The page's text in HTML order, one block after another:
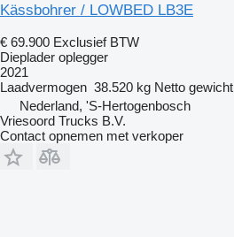
Kässbohrer / LOWBED LB3E
€ 69.900 Exclusief BTW
Dieplader oplegger
2021
Laadvermogen 38.520 kg Netto gewicht
Nederland, 'S-Hertogenbosch
Vriesoord Trucks B.V.
Contact opnemen met verkoper